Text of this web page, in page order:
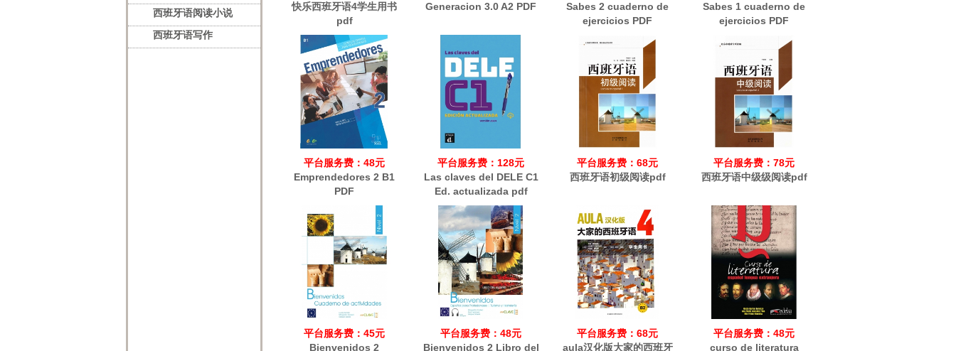
西班牙语阅读小说
西班牙语写作
快乐西班牙语4学生用书
pdf
Generacion 3.0 A2 PDF
Sabes 2 cuaderno de
ejercicios PDF
Sabes 1 cuaderno de
ejercicios PDF
平台服务费：48元
Emprendedores 2 B1
PDF
平台服务费：128元
Las claves del DELE C1
Ed. actualizada pdf
平台服务费：68元
西班牙语初级阅读pdf
平台服务费：78元
西班牙语中级级阅读pdf
平台服务费：45元
Bienvenidos 2
平台服务费：48元
Bienvenidos 2 Libro del
平台服务费：68元
aula汉化版大家的西班牙
平台服务费：48元
curso de literatura